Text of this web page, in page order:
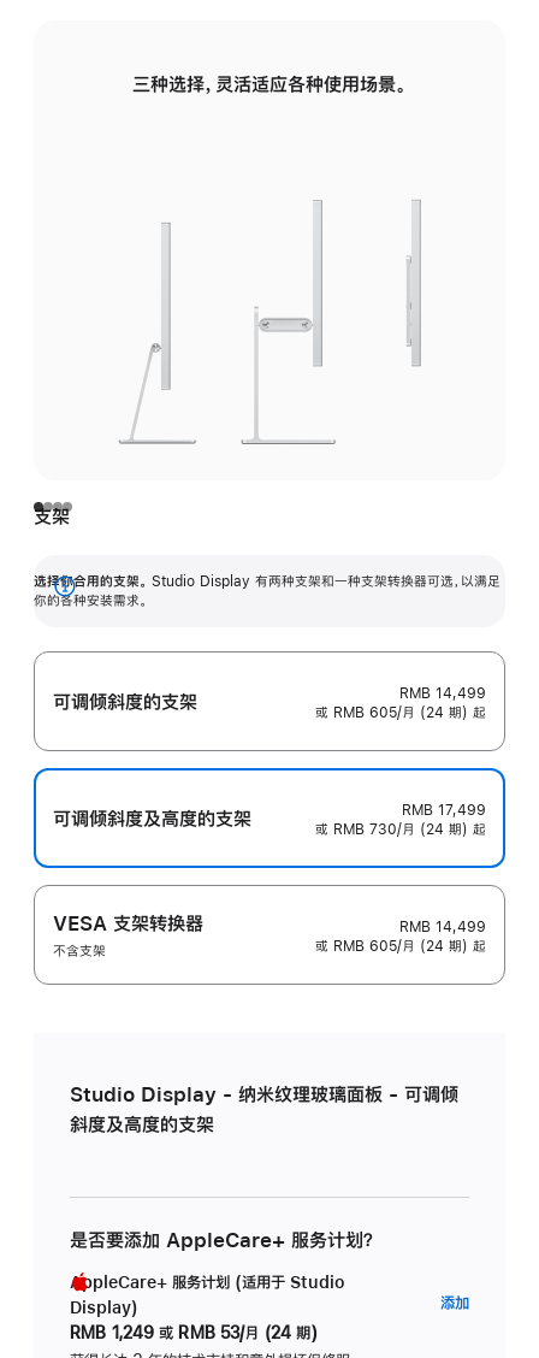
三种选择，灵活适应各种使用场景。
支架
选择你合用的支架。 Studio Display 有两种支架和一种支架转换器可选，以满足
你的各种安装需求。
展
可调倾斜度的支架
RMB 14,499
或 RMB 605/月 (24 期) 起
可调倾斜度及高‍度的支‍架
RMB 17,499
或 RMB 730/月 (24 期) 起
VESA 支架转换器
不含支架
RMB 14,499
或 RMB 605/月 (24 期) 起
Studio Display - 纳米纹理玻璃面板 - 可调倾
斜度及高度的支架
是否要添加 AppleCare+ 服务计划？
AppleCare+ 服务计划 (适用于 Studio
Display)
RMB 1,249 或 RMB 53/月 (24 期)
添加